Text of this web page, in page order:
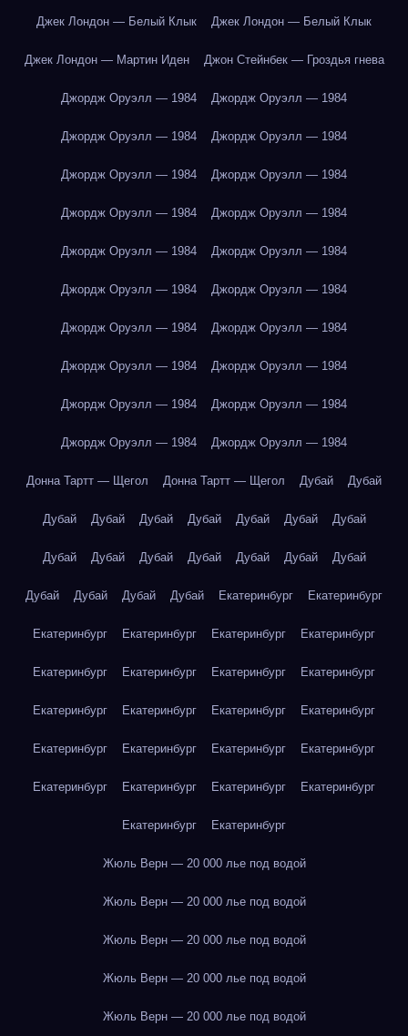
Джек Лондон — Белый Клык Джек Лондон — Белый Клык
Джек Лондон — Мартин Иден Джон Стейнбек — Гроздья гнева
Джордж Оруэлл — 1984 Джордж Оруэлл — 1984
Джордж Оруэлл — 1984 Джордж Оруэлл — 1984
Джордж Оруэлл — 1984 Джордж Оруэлл — 1984
Джордж Оруэлл — 1984 Джордж Оруэлл — 1984
Джордж Оруэлл — 1984 Джордж Оруэлл — 1984
Джордж Оруэлл — 1984 Джордж Оруэлл — 1984
Джордж Оруэлл — 1984 Джордж Оруэлл — 1984
Джордж Оруэлл — 1984 Джордж Оруэлл — 1984
Джордж Оруэлл — 1984 Джордж Оруэлл — 1984
Джордж Оруэлл — 1984 Джордж Оруэлл — 1984
Донна Тартт — Щегол Донна Тартт — Щегол Дубай Дубай
Дубай Дубай Дубай Дубай Дубай Дубай Дубай
Дубай Дубай Дубай Дубай Дубай Дубай Дубай
Дубай Дубай Дубай Дубай Екатеринбург Екатеринбург
Екатеринбург Екатеринбург Екатеринбург Екатеринбург
Екатеринбург Екатеринбург Екатеринбург Екатеринбург
Екатеринбург Екатеринбург Екатеринбург Екатеринбург
Екатеринбург Екатеринбург Екатеринбург Екатеринбург
Екатеринбург Екатеринбург Екатеринбург Екатеринбург
Екатеринбург Екатеринбург
Жюль Верн — 20 000 лье под водой
Жюль Верн — 20 000 лье под водой
Жюль Верн — 20 000 лье под водой
Жюль Верн — 20 000 лье под водой
Жюль Верн — 20 000 лье под водой